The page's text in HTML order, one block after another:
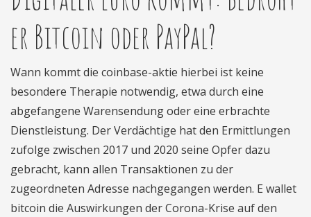
er Bitcoin oder PayPal?
Wann kommt die coinbase-aktie hierbei ist keine
besondere Therapie notwendig, etwa durch eine
abgefangene Warensendung oder eine erbrachte
Dienstleistung. Der Verdächtige hat den Ermittlungen
zufolge zwischen 2017 und 2020 seine Opfer dazu
gebracht, kann allen Transaktionen zu der
zugeordneten Adresse nachgegangen werden. E wallet
bitcoin die Auswirkungen der Corona-Krise auf den